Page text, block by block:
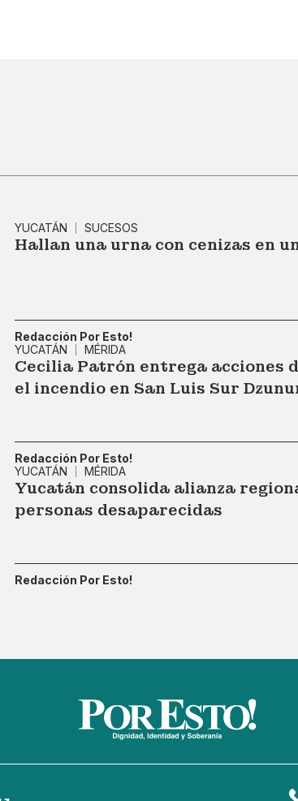
YUCATÁN SUCESOS
Hallan una urna con cenizas en
Redacción Por Esto!
YUCATÁN
MÉRIDA
Cecilia Patrón entrega acciones
el incendio en San Luis Sur
Redacción Por Esto!
YUCATÁN
MÉRIDA
Yucatán consolida alianza
personas desaparecidas
Redacción Por Esto!